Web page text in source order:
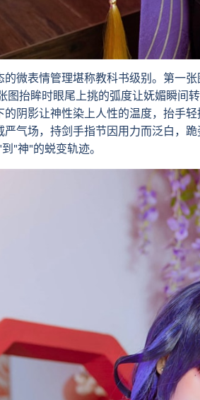
表情管理堪称教科书级别。第一张
图抬眸时眼尾上挑的弧度让妩媚瞬间
的阴影让神性染上人性的温度，抬手
严气场，持剑手指节因用力而泛白，
到"神"的蜕变轨迹。